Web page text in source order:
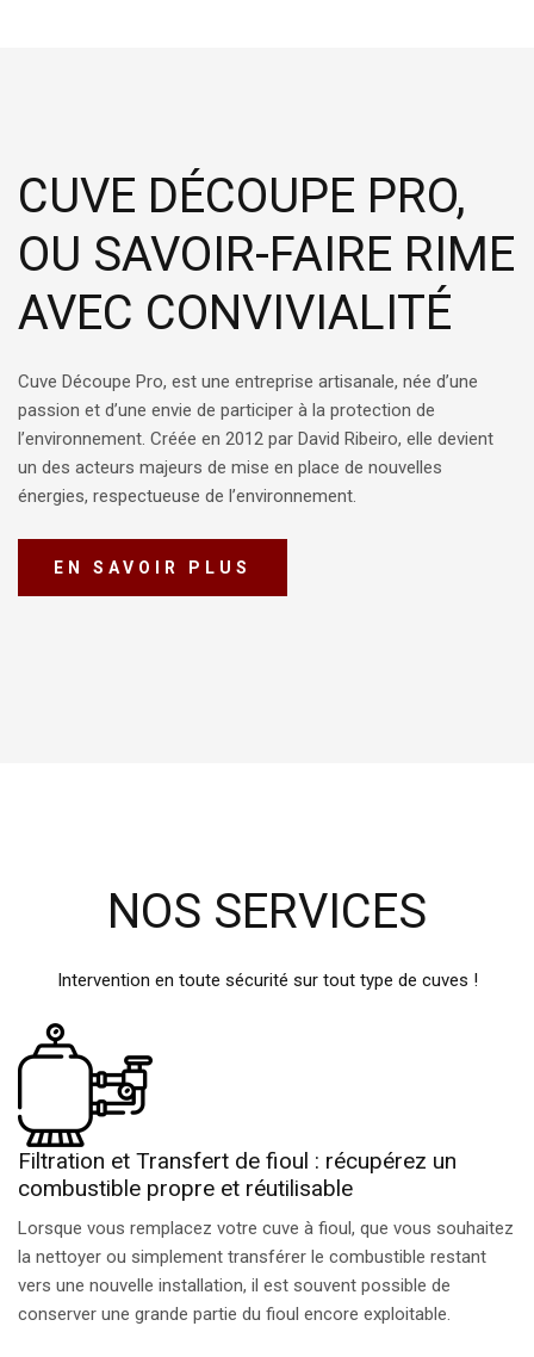
CUVE DÉCOUPE PRO,
OU SAVOIR-FAIRE RIME
AVEC CONVIVIALITÉ
Cuve Découpe Pro, est une entreprise artisanale, née d’une
passion et d’une envie de participer à la protection de
l’environnement. Créée en 2012 par David Ribeiro, elle devient
un des acteurs majeurs de mise en place de nouvelles
énergies, respectueuse de l’environnement.
EN SAVOIR PLUS
NOS SERVICES
Intervention en toute sécurité sur tout type de cuves !
Filtration et Transfert de fioul : récupérez un
combustible propre et réutilisable
Lorsque vous remplacez votre cuve à fioul, que vous souhaitez
la nettoyer ou simplement transférer le combustible restant
vers une nouvelle installation, il est souvent possible de
conserver une grande partie du fioul encore exploitable.